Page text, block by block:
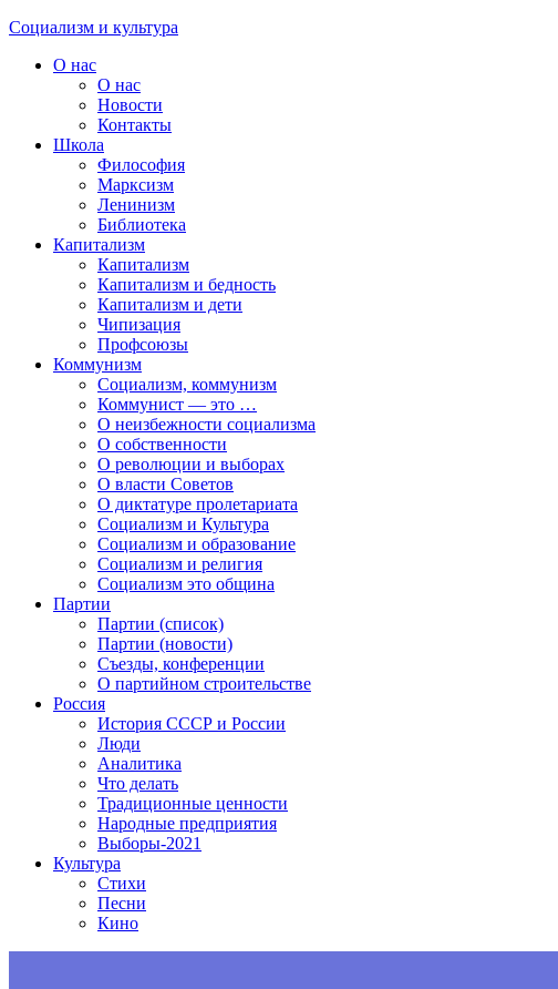
Социализм и культура
О нас
О нас
Новости
Контакты
Школа
Философия
Марксизм
Ленинизм
Библиотека
Капитализм
Капитализм
Капитализм и бедность
Капитализм и дети
Чипизация
Профсоюзы
Коммунизм
Социализм, коммунизм
Коммунист — это …
О неизбежности социализма
О собственности
О революции и выборах
О власти Советов
О диктатуре пролетариата
Социализм и Культура
Социализм и образование
Социализм и религия
Социализм это община
Партии
Партии (список)
Партии (новости)
Съезды, конференции
О партийном строительстве
Россия
История СССР и России
Люди
Аналитика
Что делать
Традиционные ценности
Народные предприятия
Выборы-2021
Культура
Стихи
Песни
Кино